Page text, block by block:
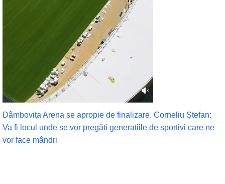
Dâmbovița Arena se apropie de finalizare. Corneliu Ștefan:
Va fi locul unde se vor pregăti generațiile de sportivi care ne
vor face mândri